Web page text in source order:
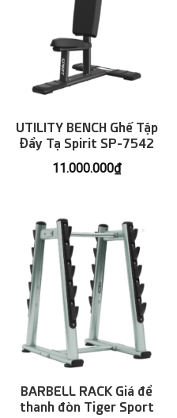
UTILITY BENCH Ghế Tập
Đẩy Tạ Spirit SP-7542
11.000.000₫
BARBELL RACK Giá để
thanh đòn Tiger Sport